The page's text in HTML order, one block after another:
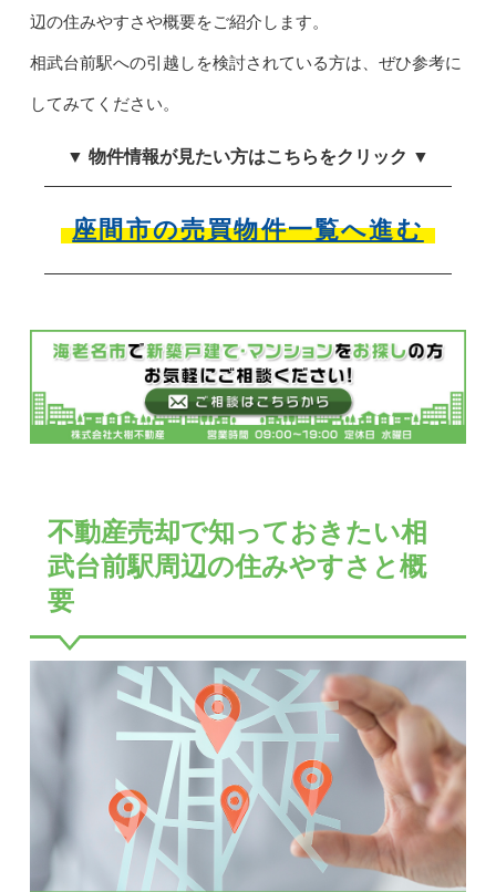
辺の住みやすさや概要をご紹介します。
相武台前駅への引越しを検討されている方は、ぜひ参考に
してみてください。
▼ 物件情報が見たい方はこちらをクリック ▼
座間市の売買物件一覧へ進む
不動産売却で知っておきたい相
武台前駅周辺の住みやすさと概
要